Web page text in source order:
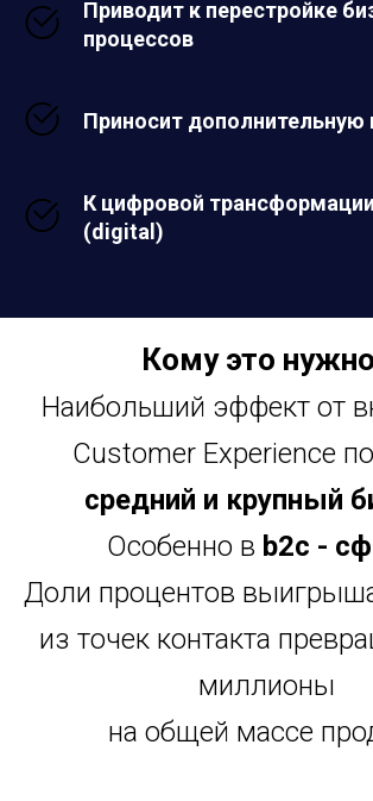
Приводит к перестройке
процессов
Приносит дополнительную
К цифровой трансформации
(digital)
Кому это
Наибольший эффект от
Customer Experience
средний и крупный
Особенно в b2c -
Доли процентов
из точек контакта
миллионы
на общей массе